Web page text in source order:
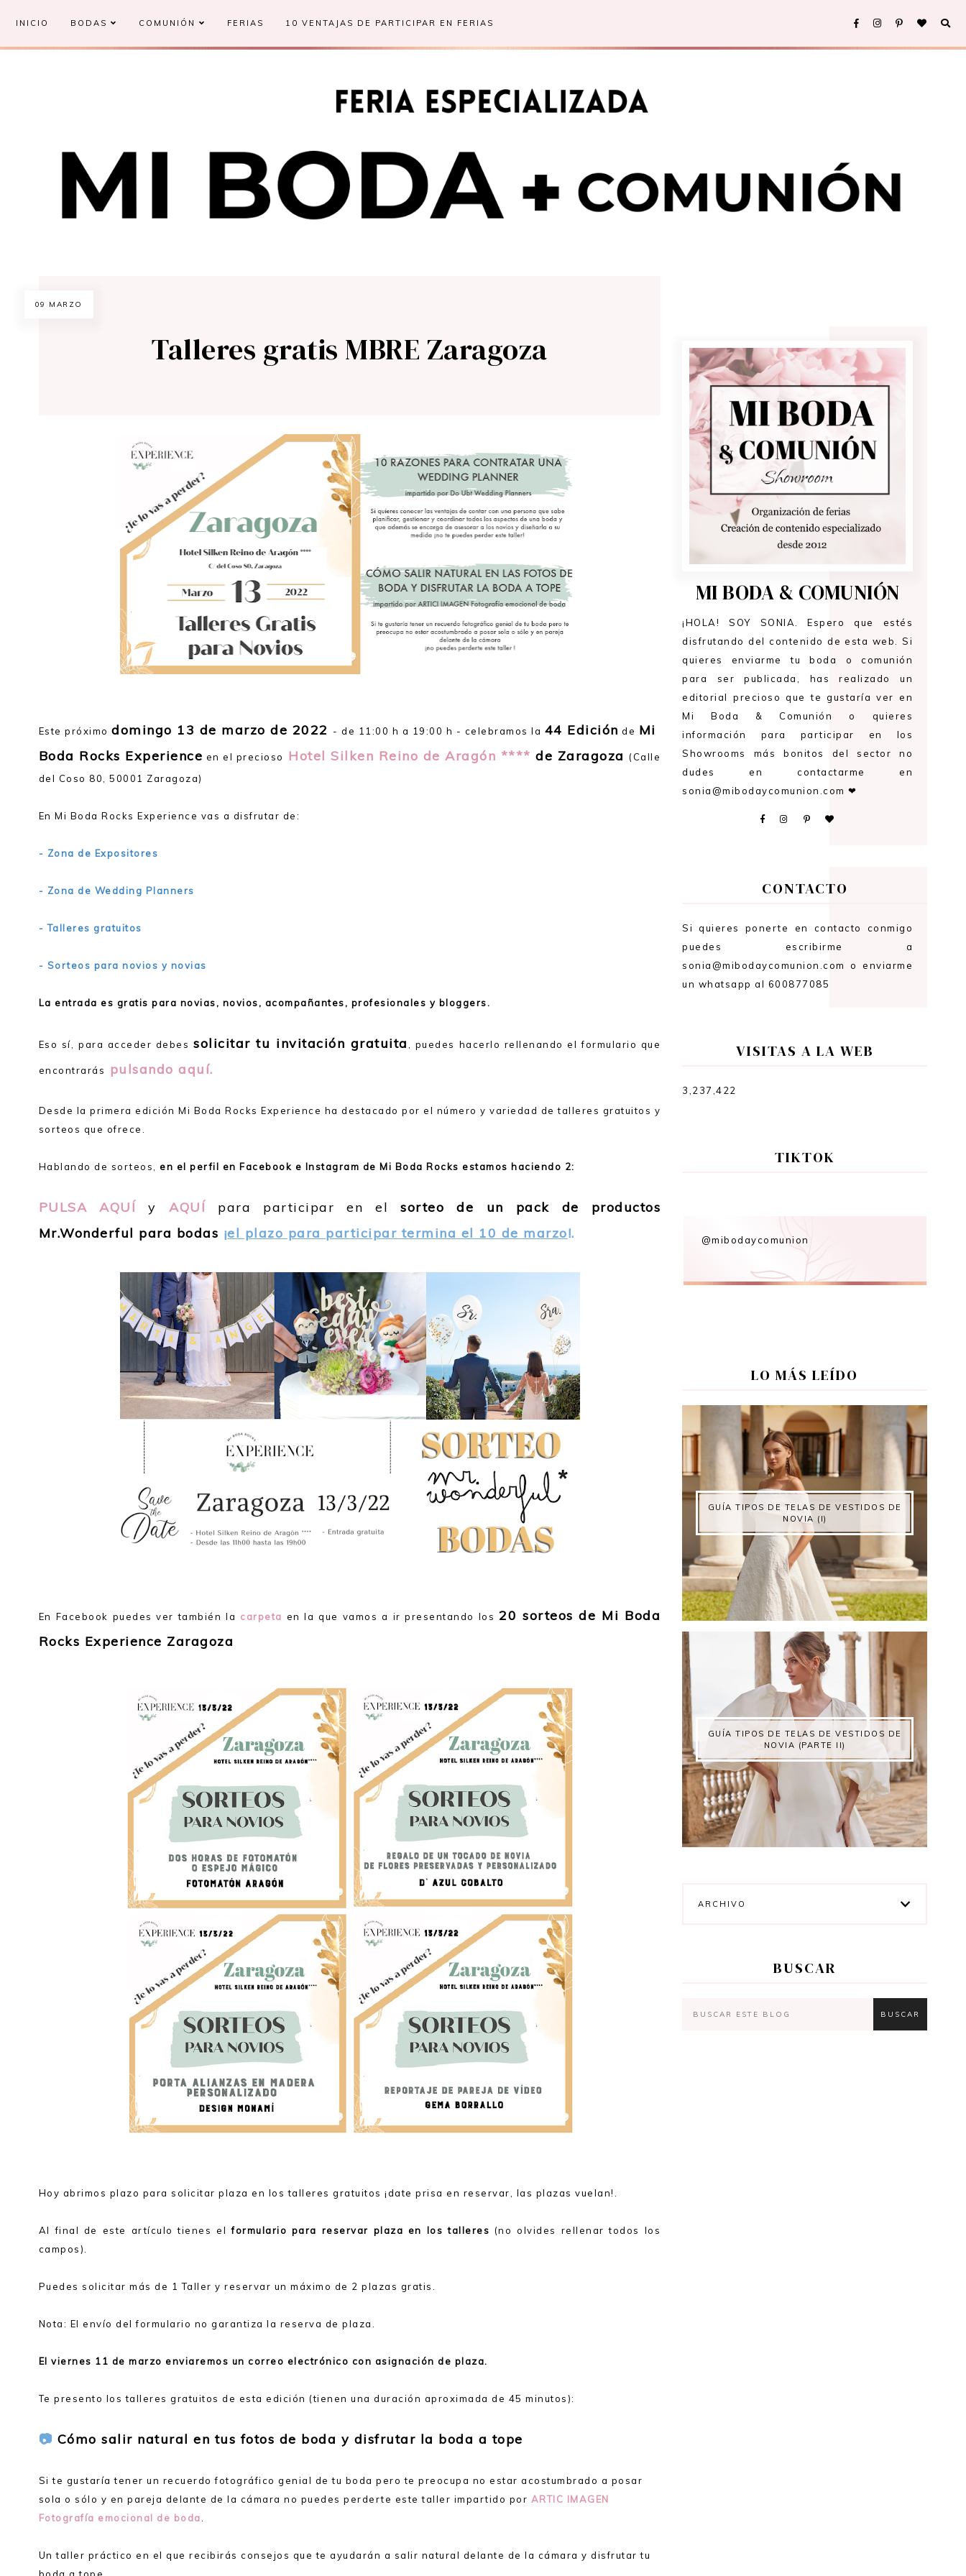
INICIO BODAS COMUNIÓN FERIAS 10 VENTAJAS DE PARTICIPAR EN FERIAS
09 MARZO
Talleres gratis MBRE Zaragoza
Este próximodomingo 13 de marzo de 2022 - de 11:00 h a 19:00 h - celebramos la 44 Edición de Mi
Boda Rocks Experience en el precioso Hotel Silken Reino de Aragón **** de Zaragoza
(Calle
del Coso 80, 50001 Zaragoza)
En Mi Boda Rocks Experience vas a disfrutar de:
- Zona de Expositores
- Zona de Wedding Planners
- Talleres gratuitos
- Sorteos para novios y novias
La entrada es gratis para novias, novios, acompañantes, profesionales y bloggers.
Eso sí, para acceder debessolicitar tu invitación gratuita , puedes hacerlo rellenando el formulario que
encontrarás pulsando aquí.
Desde la primera edición Mi Boda Rocks Experience ha destacado por el número y variedad de talleres gratuitos y
sorteos que ofrece.
Hablando de sorteos,en el perfil en Facebook e Instagram de Mi Boda Rocks estamos haciendo 2:
PULSA AQUÍ y AQUÍ para participar en el
sorteo de un pack de productos
Mr.Wonderful para bodas ¡el plazo para participar termina el 10 de marzo!.
En Facebook puedes ver también la carpeta en la que vamos a ir presentando los20 sorteos de Mi Boda
Rocks Experience Zaragoza
Hoy abrimos plazo para solicitar plaza en los talleres gratuitos ¡date prisa en reservar, las plazas vuelan!.
Al final de este artículo tienes elformulario para reservar plaza en los talleres (no olvides rellenar todos los
campos).
Puedes solicitar más de 1 Taller y reservar un máximo de 2 plazas gratis.
Nota: El envío del formulario no garantiza la reserva de plaza.
El viernes 11 de marzo enviaremos un correo electrónico con asignación de plaza.
Te presento los talleres gratuitos de esta edición (tienen una duración aproximada de 45 minutos):
📷 Cómo salir natural en tus fotos de boda y disfrutar la boda a tope
Si te gustaría tener un recuerdo fotográfico genial de tu boda pero te preocupa no estar acostumbrado a posar
sola o sólo y en pareja delante de la cámara no puedes perderte este taller impartido por ARTIC IMAGEN
Fotografía emocional de boda
Un taller práctico en el que recibirás consejos que te ayudarán a salir natural delante de la cámara y disfrutar tu
boda a tope.
MI BODA & COMUNIÓN
¡HOLA! SOY SONIA. Espero que estés
disfrutando del contenido de esta web. Si
quieres enviarme tu boda o comunión
para ser publicada, has realizado un
editorial precioso que te gustaría ver en
Mi Boda & Comunión o quieres
información para participar en los
Showrooms más bonitos del sector no
dudes en contactarme en
sonia@mibodaycomunion.com ❤
CONTACTO
Si quieres ponerte en contacto conmigo
puedes escribirme a
sonia@mibodaycomunion.com o enviarme
un whatsapp al 600877085
VISITAS A LA WEB
3,237,422
TIKTOK
@mibodaycomunion
LO MÁS LEÍDO
GUÍA TIPOS DE TELAS DE VESTIDOS DE
NOVIA (I)
GUÍA TIPOS DE TELAS DE VESTIDOS DE
NOVIA (PARTE II)
ARCHIVO
BUSCAR